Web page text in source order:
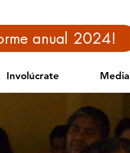
anual 2024!
Involúcrate Media